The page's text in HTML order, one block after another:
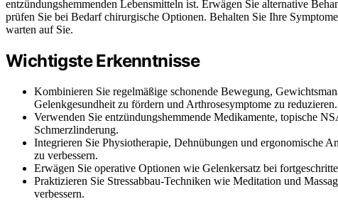
entzündungshemmenden Lebensmitteln ist. Erwägen Sie alternative
prüfen Sie bei Bedarf chirurgische Optionen. Behalten Sie Ihre
warten auf Sie.
Wichtigste Erkenntnisse
Kombinieren Sie regelmäßige schonende Bewegung,
Gelenkgesundheit zu fördern und Arthrosesymptome zu reduzieren.
Verwenden Sie entzündungshemmende Medikamente, topische
Schmerzlinderung.
Integrieren Sie Physiotherapie, Dehnübungen und ergonomische
zu verbessern.
Erwägen Sie operative Optionen wie Gelenkersatz bei
Praktizieren Sie Stressabbau-Techniken wie Meditation und
verbessern.